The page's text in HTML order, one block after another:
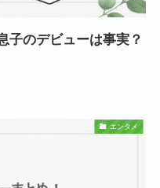
子のデビューは事実？
エンタメ